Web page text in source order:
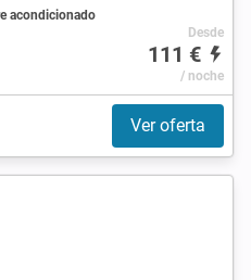
acondicionado
Desde
111 €
/ noche
Ver oferta